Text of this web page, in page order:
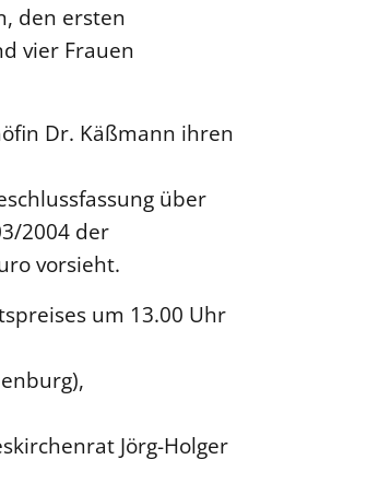
den ersten
vier Frauen
Dr. Käßmann ihren
über
2004 der
vorsieht.
um 13.00 Uhr
Jörg-Holger